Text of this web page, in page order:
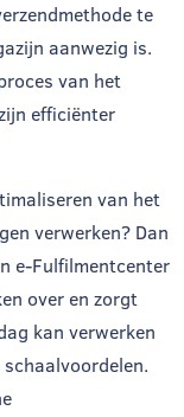
te
aanwezig is.
van het
efficiënter
van het
verwerken? Dan
e-Fulfilmentcenter
over en zorgt
kan verwerken